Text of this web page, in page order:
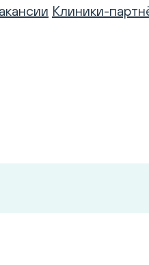
Клиники-